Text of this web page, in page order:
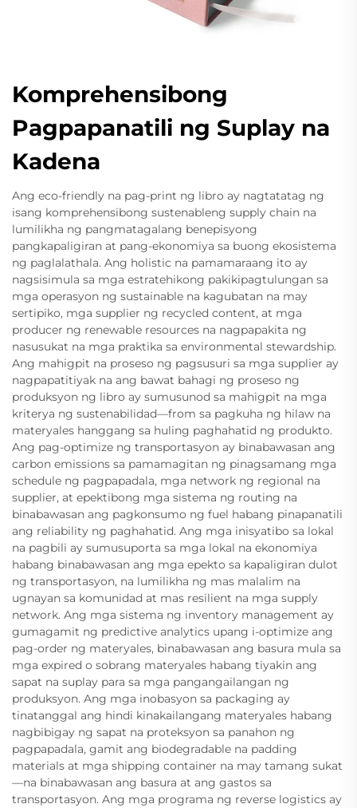
Komprehensibong
Pagpapanatili ng Suplay na
Kadena
Ang eco-friendly na pag-print ng libro ay nagtatatag ng
isang komprehensibong sustenableng supply chain na
lumilikha ng pangmatagalang benepisyong
pangkapaligiran at pang-ekonomiya sa buong ekosistema
ng paglalathala. Ang holistic na pamamaraang ito ay
nagsisimula sa mga estratehikong pakikipagtulungan sa
mga operasyon ng sustainable na kagubatan na may
sertipiko, mga supplier ng recycled content, at mga
producer ng renewable resources na nagpapakita ng
nasusukat na mga praktika sa environmental stewardship.
Ang mahigpit na proseso ng pagsusuri sa mga supplier ay
nagpapatitiyak na ang bawat bahagi ng proseso ng
produksyon ng libro ay sumusunod sa mahigpit na mga
kriterya ng sustenabilidad—from sa pagkuha ng hilaw na
materyales hanggang sa huling paghahatid ng produkto.
Ang pag-optimize ng transportasyon ay binabawasan ang
carbon emissions sa pamamagitan ng pinagsamang mga
schedule ng pagpapadala, mga network ng regional na
supplier, at epektibong mga sistema ng routing na
binabawasan ang pagkonsumo ng fuel habang pinapanatili
ang reliability ng paghahatid. Ang mga inisyatibo sa lokal
na pagbili ay sumusuporta sa mga lokal na ekonomiya
habang binabawasan ang mga epekto sa kapaligiran dulot
ng transportasyon, na lumilikha ng mas malalim na
ugnayan sa komunidad at mas resilient na mga supply
network. Ang mga sistema ng inventory management ay
gumagamit ng predictive analytics upang i-optimize ang
pag-order ng materyales, binabawasan ang basura mula sa
mga expired o sobrang materyales habang tiyakin ang
sapat na suplay para sa mga pangangailangan ng
produksyon. Ang mga inobasyon sa packaging ay
tinatanggal ang hindi kinakailangang materyales habang
nagbibigay ng sapat na proteksyon sa panahon ng
pagpapadala, gamit ang biodegradable na padding
materials at mga shipping container na may tamang sukat
—na binabawasan ang basura at ang gastos sa
transportasyon. Ang mga programa ng reverse logistics ay